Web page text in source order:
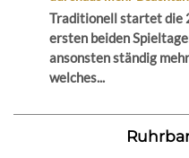
Traditionell startet die
ersten beiden
ansonsten ständig
welches...